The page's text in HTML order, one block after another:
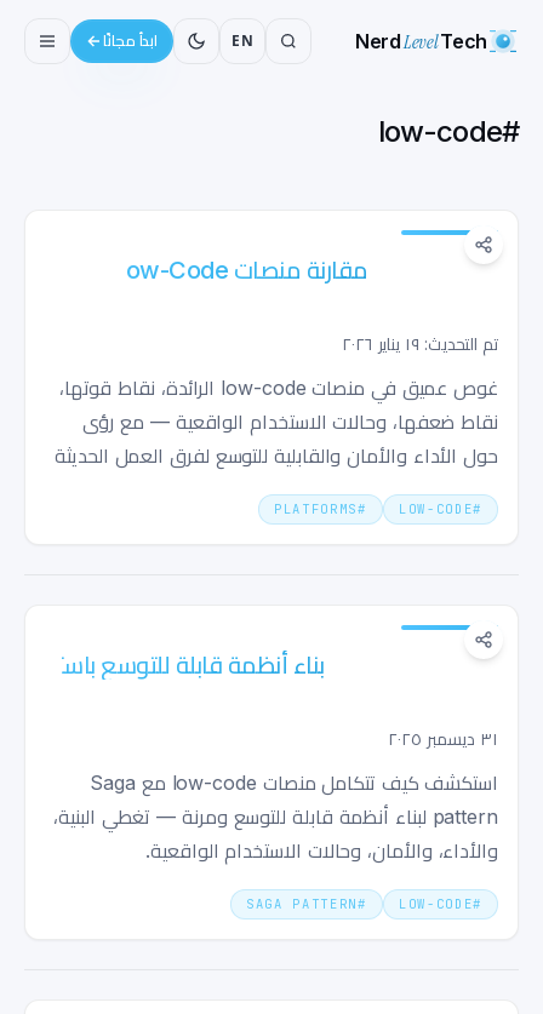
NerdLevelTech
EN ابدأ مجانًا
#
low-code
مقارنة منصات Low-Code: اختيار الأداة
تم التحديث: ١٩ يناير ٢٠٢٦
غوص عميق في منصات low-code الرائدة، نقاط قوتها،
نقاط ضعفها، وحالات الاستخدام الواقعية — مع رؤى
حول الأداء والأمان والقابلية للتوسع لفرق العمل الحديثة
#
LOW-CODE
#
PLATFORMS
بناء أنظمة قابلة للتوسع باستخدام Low-Code
٣١ ديسمبر ٢٠٢٥
استكشف كيف تتكامل منصات low-code مع Saga
pattern لبناء أنظمة قابلة للتوسع ومرنة — تغطي البنية،
والأداء، والأمان، وحالات الاستخدام الواقعية.
#
LOW-CODE
#
SAGA PATTERN